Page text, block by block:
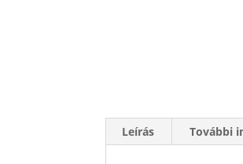
Leírás További